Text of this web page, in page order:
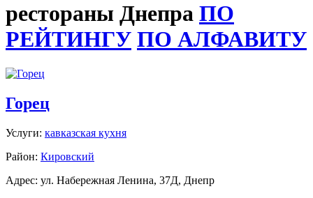
рестораны Днепра ПО
РЕЙТИНГУ ПО АЛФАВИТУ
Горец
Услуги: кавказская кухня
Район: Кировский
Адрес: ул. Набережная Ленина, 37Д, Днепр